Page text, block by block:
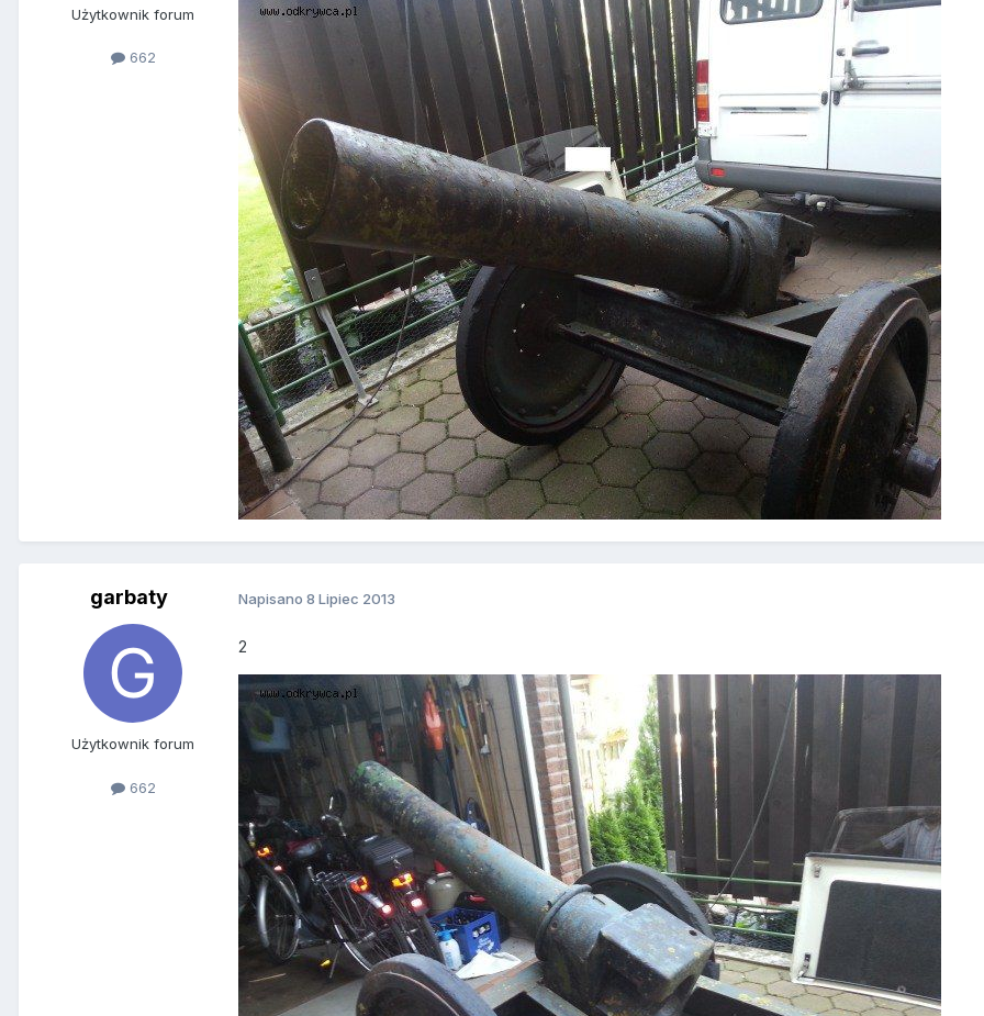
Użytkownik forum
662
garbaty
Użytkownik forum
662
Napisano 8 Lipiec 2013
2